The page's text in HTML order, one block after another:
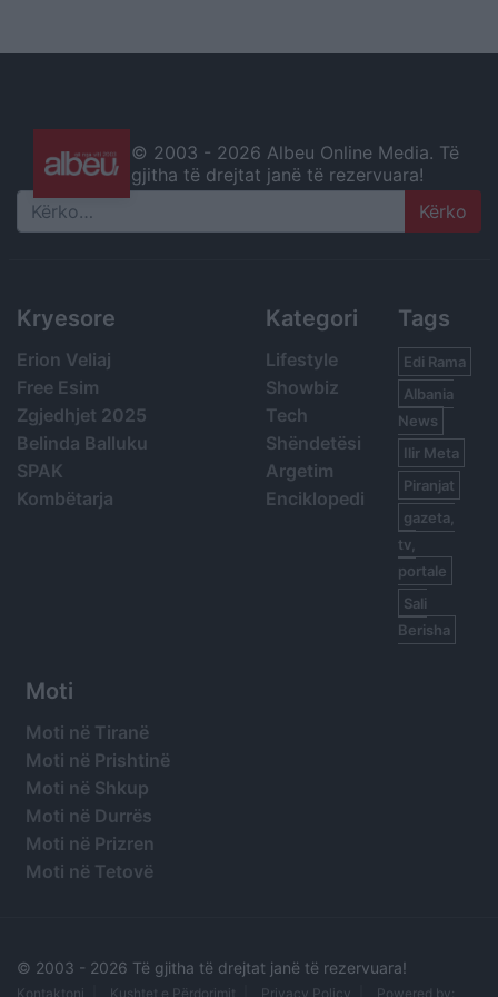
© 2003 - 2026 Albeu Online Media. Të
gjitha të drejtat janë të rezervuara!
Search
Kryesore
Erion Veliaj
Free Esim
Zgjedhjet 2025
Belinda Balluku
SPAK
Kombëtarja
Kategori
Lifestyle
Showbiz
Tech
Shëndetësi
Argetim
Enciklopedi
Tags
Edi Rama
Albania
News
Ilir Meta
Piranjat
gazeta,
tv,
portale
Sali
Berisha
Moti
Moti në Tiranë
Moti në Prishtinë
Moti në Shkup
Moti në Durrës
Moti në Prizren
Moti në Tetovë
© 2003 - 2026 Të gjitha të drejtat janë të rezervuara!
Kontaktoni Kushtet e Përdorimit Privacy Policy Powered by: